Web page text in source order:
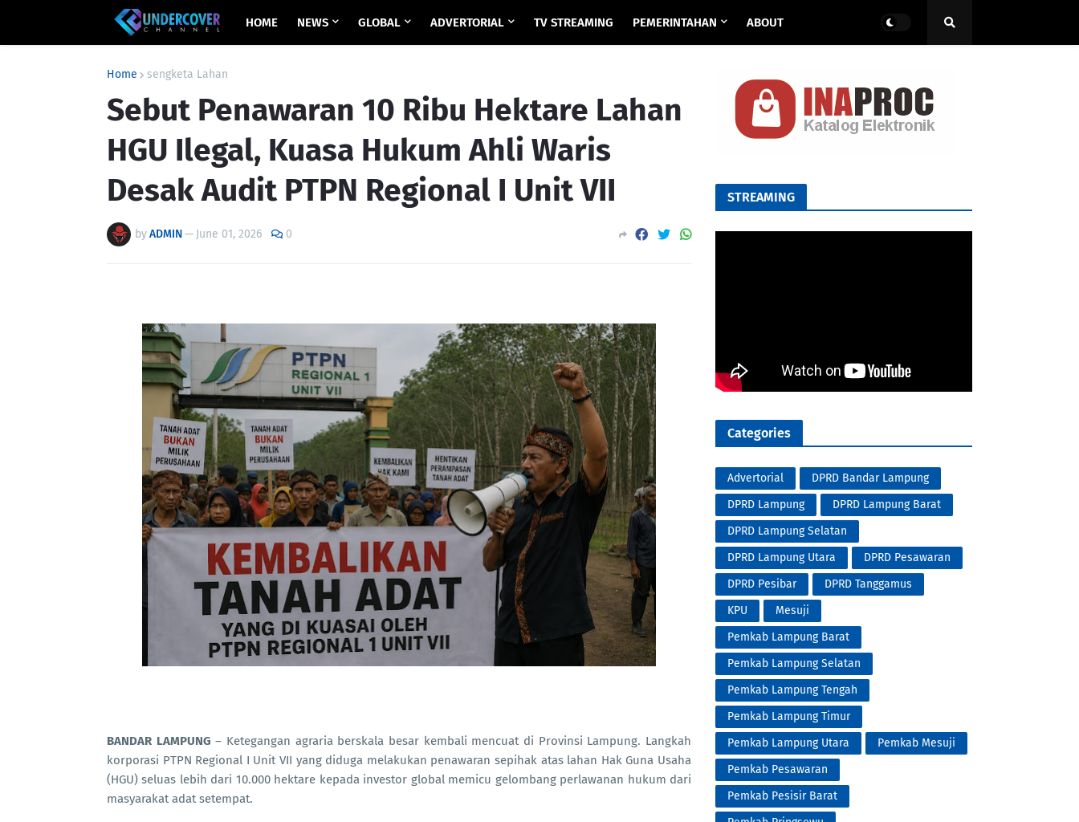
HOME NEWS GLOBAL ADVERTORIAL TV STREAMING PEMERINTAHAN ABOUT
Home sengketa Lahan
Sebut Penawaran 10 Ribu Hektare Lahan
HGU Ilegal, Kuasa Hukum Ahli Waris
Desak Audit PTPN Regional I Unit VII
byADMIN— June 01, 2026 0
BANDAR LAMPUNG – Ketegangan agraria berskala besar kembali mencuat di Provinsi Lampung. Langkah
korporasi PTPN Regional I Unit VII yang diduga melakukan penawaran sepihak atas lahan Hak Guna Usaha
(HGU) seluas lebih dari 10.000 hektare kepada investor global memicu gelombang perlawanan hukum dari
masyarakat adat setempat.
STREAMING
Categories
Advertorial
DPRD Bandar Lampung
DPRD Lampung
DPRD Lampung Barat
DPRD Lampung Selatan
DPRD Lampung Utara
DPRD Pesawaran
DPRD Pesibar
DPRD Tanggamus
KPU
Mesuji
Pemkab Lampung Barat
Pemkab Lampung Selatan
Pemkab Lampung Tengah
Pemkab Lampung Timur
Pemkab Lampung Utara
Pemkab Mesuji
Pemkab Pesawaran
Pemkab Pesisir Barat